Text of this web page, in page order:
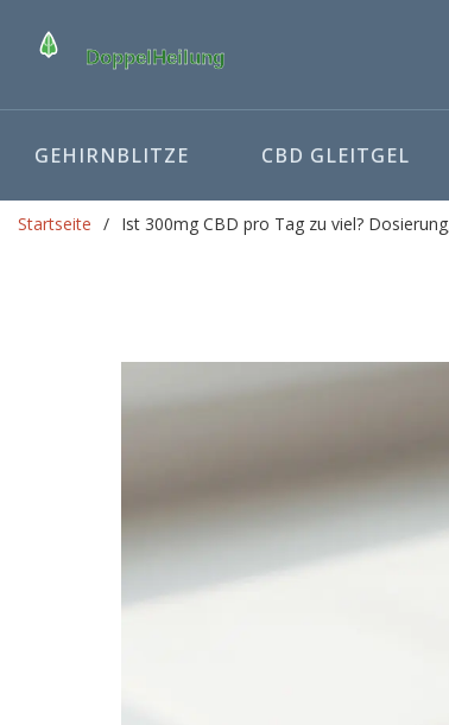
GEHIRNBLITZE CBD GLEITGEL
Startseite Ist 300mg CBD pro Tag zu viel?